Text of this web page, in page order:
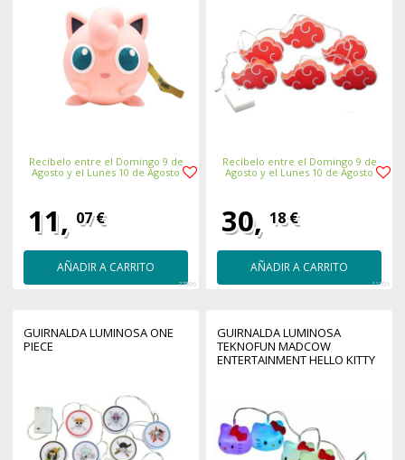
Recíbelo entre el Domingo 9 de
Agosto y el Lunes 10 de Agosto
11, 07 €
AÑADIR A CARRITO
37996
Recíbelo entre el Domingo 9 de
Agosto y el Lunes 10 de Agosto
30, 18 €
AÑADIR A CARRITO
11706
GUIRNALDA LUMINOSA ONE
PIECE
GUIRNALDA LUMINOSA
TEKNOFUN MADCOW
ENTERTAINMENT HELLO KITTY